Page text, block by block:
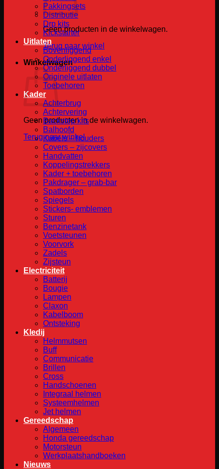
Geen producten in de winkelwagen.
Terug naar winkel
Winkelwagen
Geen producten in de winkelwagen.
Terug naar winkel
Pakkingsets
Distributie
Drp kits
Kickstarter
Uitlaten
Bovenliggend
Onderliggend enkel
Onderliggend dubbel
Originele uitlaten
Toebehoren
Kader
Achterbrug
Achtervering
Backstep kits
Balhoofd
Kabels – houders
Covers – zijcovers
Handvatten
Koppelingstrekkers
Kader + toebehoren
Pakdrager – grab-bar
Spatborden
Spiegels
Stickers- emblemen
Sturen
Benzinetank
Voetsteunen
Voorvork
Zadels
Zijsteun
Electriciteit
Batterij
Bougie
Lampen
Claxon
Kabelboom
Ontsteking
Kledij
Helmmutsen
Buff
Communicatie
Brillen
Cross
Handschoenen
Integraal helmen
Systeemhelmen
Jet helmen
Gereedschap
Algemeen
Honda gereedschap
Motorsteun
Werkplaatshandboeken
Nieuws